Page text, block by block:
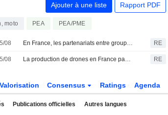
Ajouter à une liste Rapport PDF
moto PEA PEA/PME
08 En France, les partenariats entre groupes automobiles et dronistes se multiplient RE
08 La production de drones en France passe de l'ambition politique à la phase industrielle RE
Valorisation Consensus Ratings Agenda
Publications officielles Autres langues